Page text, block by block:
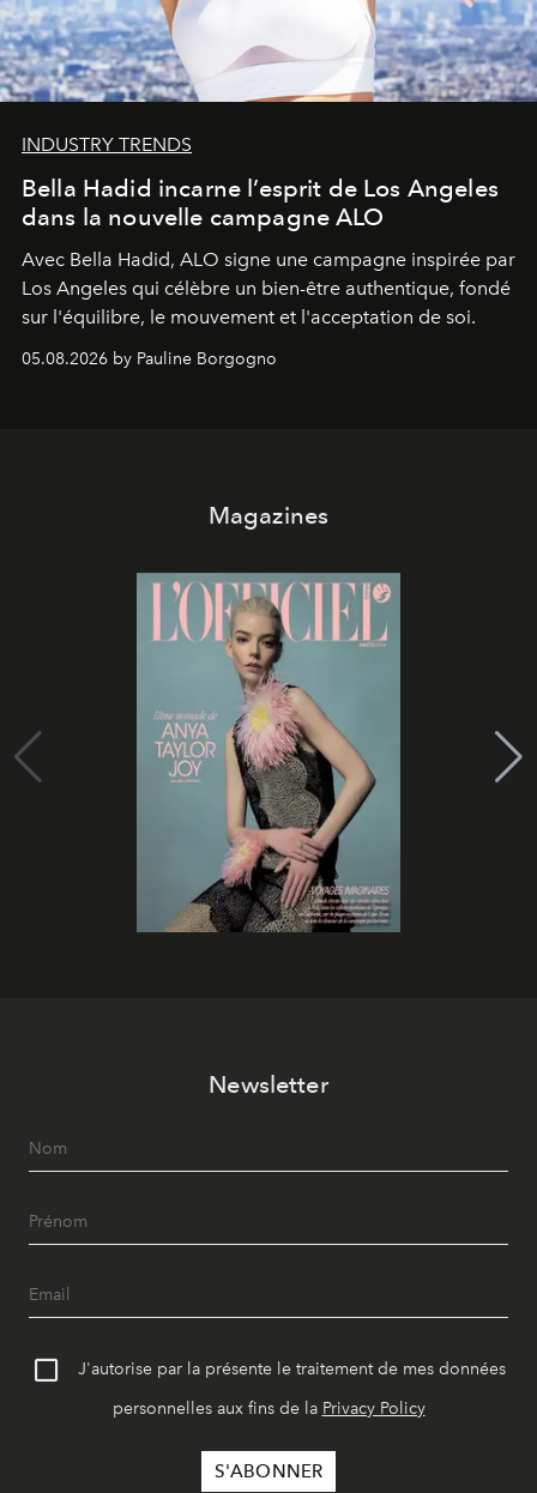
INDUSTRY TRENDS
Bella Hadid incarne l’esprit de Los Angeles
dans la nouvelle campagne ALO
Avec Bella Hadid, ALO signe une campagne inspirée par
Los Angeles qui célèbre un bien-être authentique, fondé
sur l'équilibre, le mouvement et l'acceptation de soi.
05.08.2026 by Pauline Borgogno
Magazines
Newsletter
J'autorise par la présente le traitement de mes données
personnelles aux fins de la Privacy Policy